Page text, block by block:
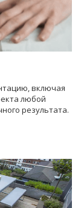
включая
любой
результата.